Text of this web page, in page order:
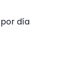
día